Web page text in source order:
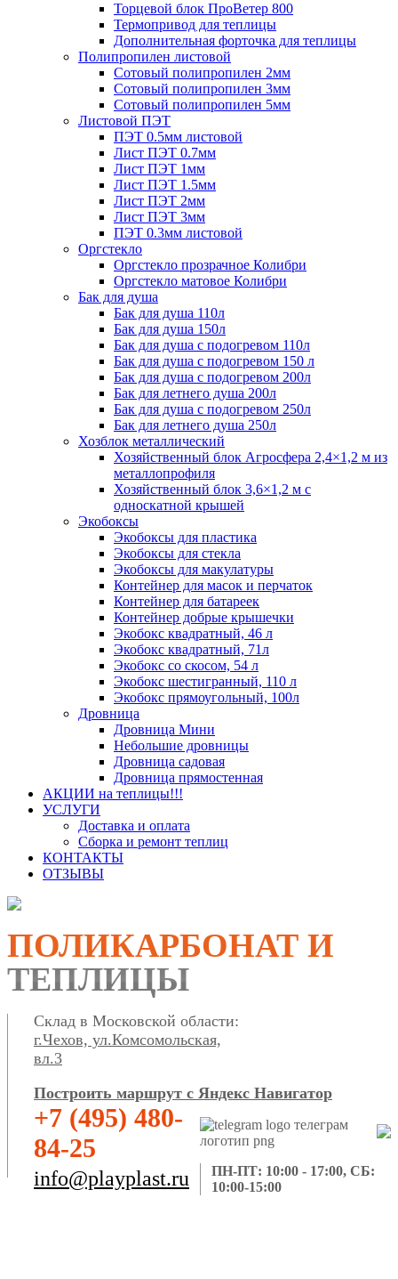
Торцевой блок ПроВетер 800
Термопривод для теплицы
Дополнительная форточка для теплицы
Полипропилен листовой
Сотовый полипропилен 2мм
Сотовый полипропилен 3мм
Сотовый полипропилен 5мм
Листовой ПЭТ
ПЭТ 0.5мм листовой
Лист ПЭТ 0.7мм
Лист ПЭТ 1мм
Лист ПЭТ 1.5мм
Лист ПЭТ 2мм
Лист ПЭТ 3мм
ПЭТ 0.3мм листовой
Оргстекло
Оргстекло прозрачное Колибри
Оргстекло матовое Колибри
Бак для душа
Бак для душа 110л
Бак для душа 150л
Бак для душа с подогревом 110л
Бак для душа с подогревом 150 л
Бак для душа с подогревом 200л
Бак для летнего душа 200л
Бак для душа с подогревом 250л
Бак для летнего душа 250л
Хозблок металлический
Хозяйственный блок Агросфера 2,4×1,2 м из
металлопрофиля
Хозяйственный блок 3,6×1,2 м с
односкатной крышей
Экобоксы
Экобоксы для пластика
Экобоксы для стекла
Экобоксы для макулатуры
Контейнер для масок и перчаток
Контейнер для батареек
Контейнер добрые крышечки
Экобокс квадратный, 46 л
Экобокс квадратный, 71л
Экобокс со скосом, 54 л
Экобокс шестигранный, 110 л
Экобокс прямоугольный, 100л
Дровница
Дровница Мини
Небольшие дровницы
Дровница садовая
Дровница прямостенная
АКЦИИ на теплицы!!!
УСЛУГИ
Доставка и оплата
Сборка и ремонт теплиц
КОНТАКТЫ
ОТЗЫВЫ
ПОЛИКАРБОНАТ И
ТЕПЛИЦЫ
Склад в Московской области:
г.Чехов, ул.Комсомольская,
вл.3
Построить маршрут с Яндекс Навигатор
+7 (495) 480-
84-25
info@playplast.ru
ПН-ПТ: 10:00 - 17:00, СБ:
10:00-15:00